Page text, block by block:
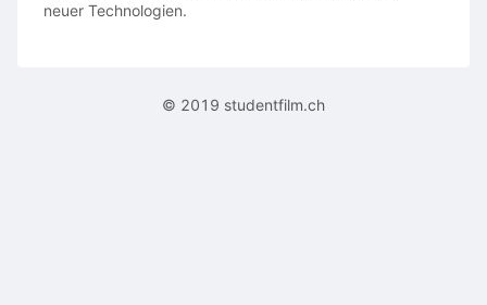
neuer Technologien.
© 2019 studentfilm.ch